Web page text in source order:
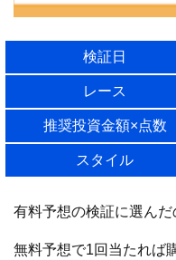
検証日
レース
推奨投資金額×点数
スタイル
有料予想の検証に選んだ
無料予想で1回当たれば